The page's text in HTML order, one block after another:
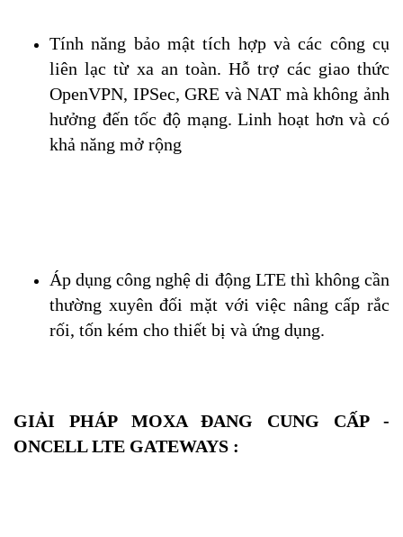
Tính năng bảo mật tích hợp và các công cụ
liên lạc từ xa an toàn. Hỗ trợ các giao thức
OpenVPN, IPSec, GRE và NAT mà không ảnh
hưởng đến tốc độ mạng. Linh hoạt hơn và có
khả năng mở rộng
Áp dụng công nghệ di động LTE thì không cần
thường xuyên đối mặt với việc nâng cấp rắc
rối, tốn kém cho thiết bị và ứng dụng.
GIẢI PHÁP MOXA ĐANG CUNG CẤP -
ONCELL LTE GATEWAYS :